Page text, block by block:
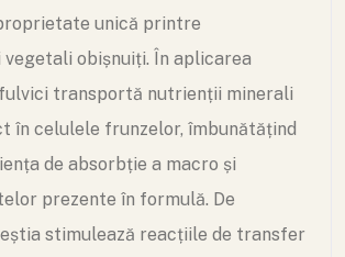
unică printre
obișnuiți. În aplicarea
transportă nutrienții minerali
în celulele frunzelor, îmbunătățind
de absorbție a macro și
prezente în formulă. De
stimulează reacțiile de transfer